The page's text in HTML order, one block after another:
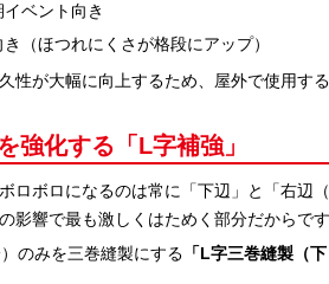
ベント向き
（ほつれにくさが格段にアップ）
性が大幅に向上するため、屋外で使用す
強化する「L字補強」
ロボロになるのは常に「下辺」と「右辺
影響で最も激しくはためく部分だからです
のみを三巻縫製にする 「L字三巻縫製（下